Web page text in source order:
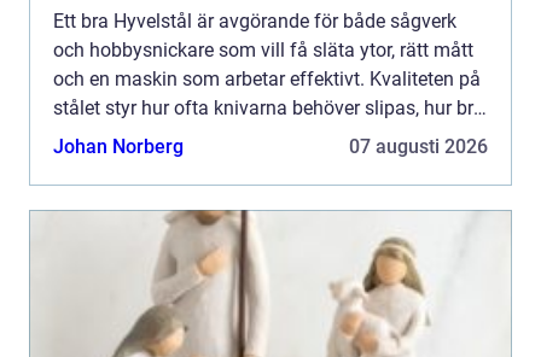
Ett bra Hyvelstål är avgörande för både sågverk
och hobbysnickare som vill få släta ytor, rätt mått
och en maskin som arbetar effektivt. Kvaliteten på
stålet styr hur ofta knivarna behöver slipas, hur bra
yta som uppnås och hur tryggt arbetet känns. ...
Johan Norberg 07 augusti 2026